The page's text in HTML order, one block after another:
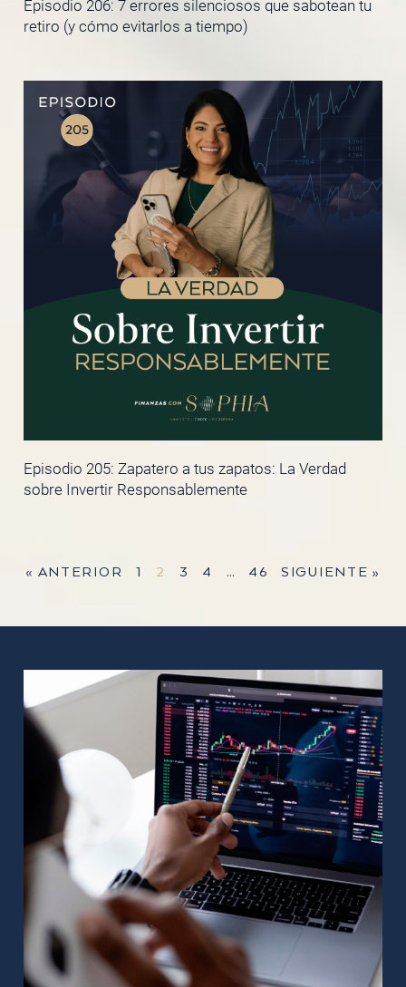
Episodio 206: 7 errores silenciosos que sabotean tu
retiro (y cómo evitarlos a tiempo)
Episodio 205: Zapatero a tus zapatos: La Verdad
sobre Invertir Responsablemente
« ANTERIOR 1 2 3 4 … 46 SIGUIENTE »